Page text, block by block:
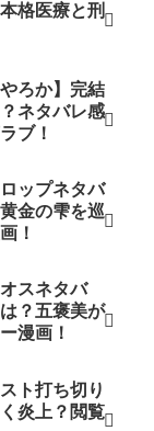
格医療と刑
ろか】完結
ネタバレ感
ブ！
ップネタバ
金の雫を巡
！
スネタバ
？五褒美が
漫画！
ト打ち切り
炎上？閲覧